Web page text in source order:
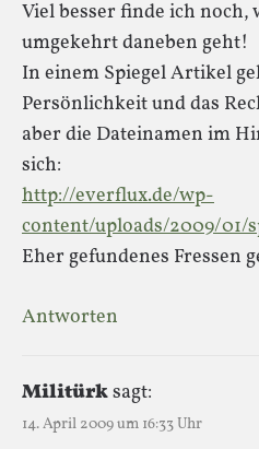
Viel besser finde ich noch,
umgekehrt daneben geht!
In einem Spiegel Artikel
Persönlichkeit und das
aber die Dateinamen im
sich:
http://everflux.de/wp-
content/uploads/2009/01/
Eher gefundenes Fressen
Antworten
Militürksagt:
14. April 2009 um 16:33 Uhr